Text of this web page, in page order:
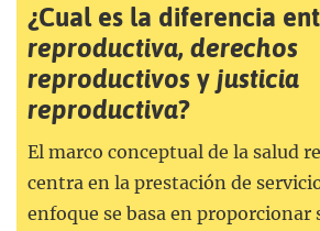
¿Cual es la diferencia
reproductiva, derechos
reproductivos y justicia
reproductiva?
El marco conceptual de la salud
centra en la prestación de
enfoque se basa en proporcionar